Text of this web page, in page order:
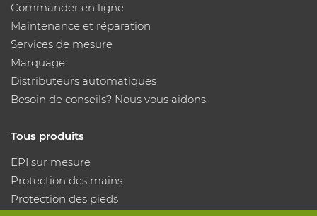
Commander en ligne
Maintenance et réparation
Services de mesure
Marquage
Distributeurs automatiques
Besoin de conseils? Nous vous aidons
Tous produits
EPI sur mesure
Protection des mains
Protection des pieds